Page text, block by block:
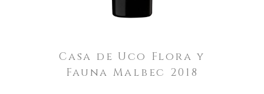
Casa de Uco Flora y
Fauna Malbec 2018